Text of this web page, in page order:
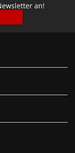
an!